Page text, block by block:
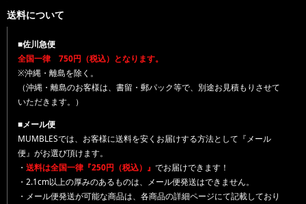
送料について
■佐川急便
全国一律 750円（税込）となります。
※沖縄・離島を除く。
（沖縄・離島のお客様は、書留・郵パック等で、別途お見積もりさせて
いただきます。）
■メール便
MUMBLESでは、お客様に送料を安くお届けする方法として『メール
便』がお選び頂けます。
・ 送料は全国一律『250円（税込）』 でお届けできます！
・2.1cm以上の厚みのあるものは、メール便発送はできません。
・メール便発送が可能な商品は、各商品の詳細ページにて記載しており